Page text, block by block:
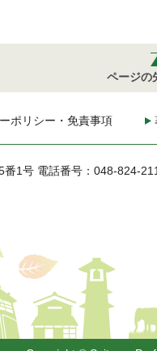
ページの
ポリシー・免責事項
番1号 電話番号：048-824-